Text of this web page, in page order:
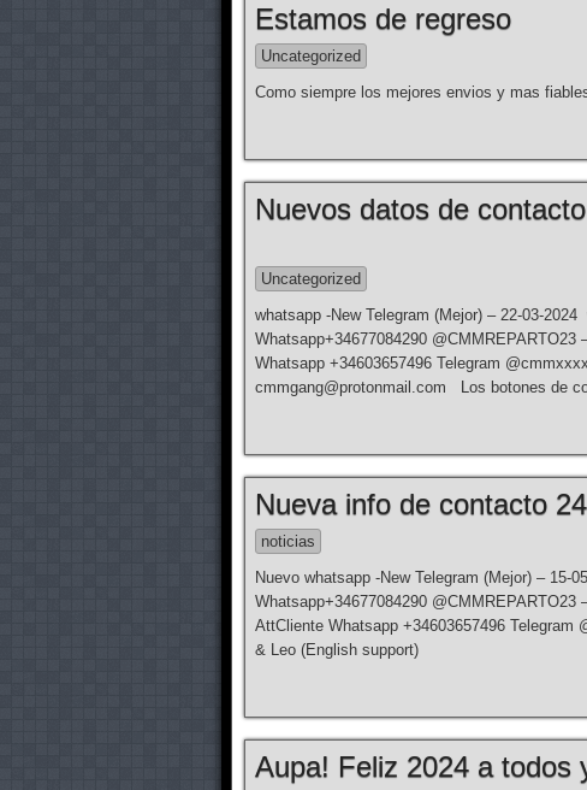
Estamos de regreso
Uncategorized
Como siempre los mejores envios y mas
Nuevos datos de
Uncategorized
whatsapp -New Telegram (Mejor) – 22-03-
Whatsapp+34677084290
Whatsapp +34603657496 Telegram
cmmgang@protonmail.com Los botones de
Nueva info de contacto
noticias
Nuevo whatsapp -New Telegram (Mejor) – 15-
Whatsapp+34677084290
AttCliente Whatsapp +34603657496
& Leo (English support)
Aupa! Feliz 2024 a todos